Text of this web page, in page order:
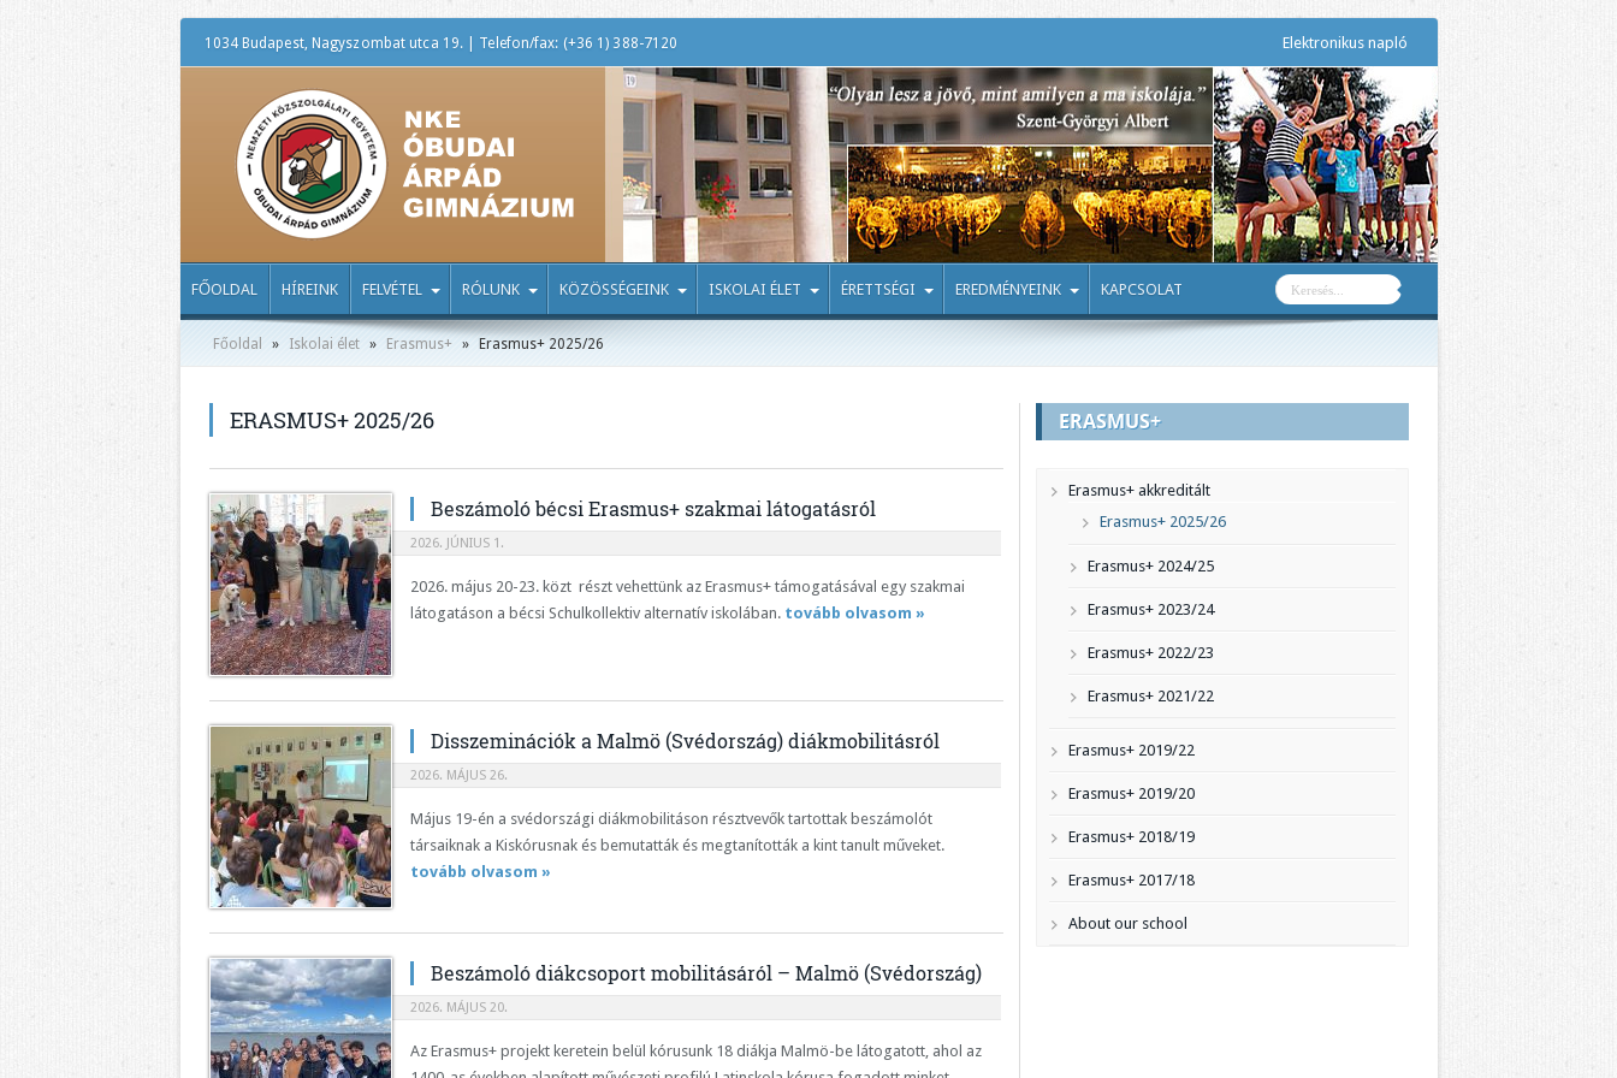
1034 Budapest, Nagyszombat utca 19. | Telefon/fax: (+36 1) 388-7120 Elektronikus napló
FŐOLDAL HÍREINK FELVÉTEL RÓLUNK KÖZÖSSÉGEINK ISKOLAI ÉLET ÉRETTSÉGI EREDMÉNYEINK KAPCSOLAT
Főoldal » Iskolai élet » Erasmus+ » Erasmus+ 2025/26
ERASMUS+ 2025/26
Beszámoló bécsi Erasmus+ szakmai látogatásról
2026. JÚNIUS 1.
2026. május 20-23. közt részt vehettünk az Erasmus+ támogatásával egy szakmai
látogatáson a bécsi Schulkollektiv alternatív iskolában. tovább olvasom »
Disszeminációk a Malmö (Svédország) diákmobilitásról
2026. MÁJUS 26.
Május 19-én a svédországi diákmobilitáson résztvevők tartottak beszámolót
társaiknak a Kiskórusnak és bemutatták és megtanították a kint tanult műveket.
tovább olvasom »
Beszámoló diákcsoport mobilitásáról – Malmö (Svédország)
2026. MÁJUS 20.
Az Erasmus+ projekt keretein belül kórusunk 18 diákja Malmö-be látogatott, ahol az
ERASMUS+
Erasmus+ akkreditált
Erasmus+ 2025/26
Erasmus+ 2024/25
Erasmus+ 2023/24
Erasmus+ 2022/23
Erasmus+ 2021/22
Erasmus+ 2019/22
Erasmus+ 2019/20
Erasmus+ 2018/19
Erasmus+ 2017/18
About our school